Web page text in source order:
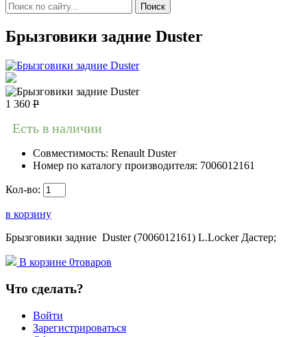
Брызговики задние Duster
1 360 Р
Есть в наличии
Совместимость: Renault Duster
Номер по каталогу производителя: 7006012161
Кол-во:
в корзину
Брызговики задние Duster (7006012161) L.Locker Дастер;
В корзине 0товаров
Что сделать?
Войти
Зарегистрироваться